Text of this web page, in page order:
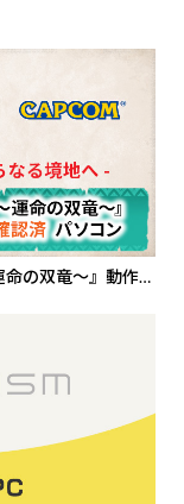
の双竜～』動作確